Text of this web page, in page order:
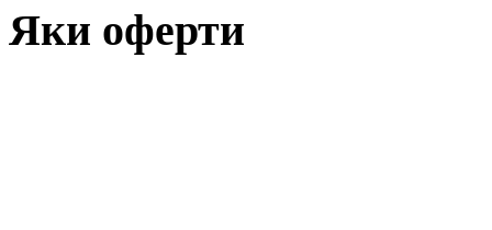
Яки оферти